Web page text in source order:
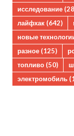
исследование
лайфхак (642)
новые
разное (125)
топливо (50)
электромобиль